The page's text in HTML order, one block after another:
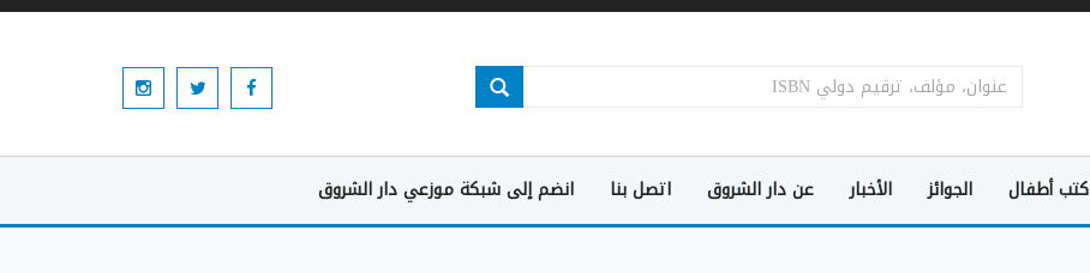
كتب أطفال الجوائز الأخبار عن دار الشروق اتصل بنا انضم إلى شبكة موزعي دار الشروق